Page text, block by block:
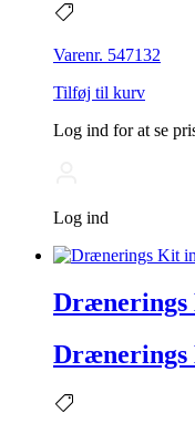
Varenr. 547132
Tilføj til kurv
Log ind for at se
Log ind
Drænerings
Drænerings